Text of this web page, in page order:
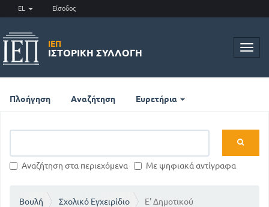
EL Είσοδος
ΙΕΠ
ΙΣΤΟΡΙΚΉ ΣΥΛΛΟΓΉ
Πλοήγηση Αναζήτηση Ευρετήρια
Αναζήτηση στα περιεχόμενα Με ψηφιακά αντίγραφα
Βουλή Σχολικό Εγχειρίδιο Ε' Δημοτικού